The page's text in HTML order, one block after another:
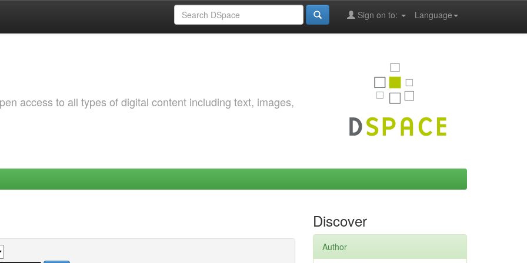
Language
Sign on to:
access to all types of digital content including text, images,
Discover
Author